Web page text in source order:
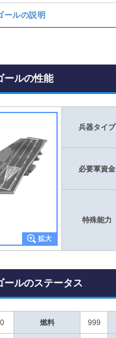
ールの説明
ールの性能
兵器タイプ
必要軍資金
特殊能力
ールのステータス
燃料 999